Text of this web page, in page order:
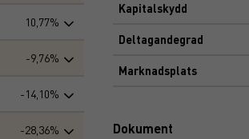
10,77%
-9,76%
-14,10%
-28,36%
Kapitalskydd
Deltagandegrad
Marknadsplats
Dokument